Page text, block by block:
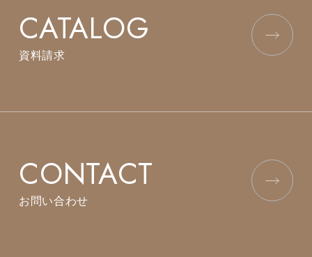
CATALOG
資料請求
CONTACT
お問い合わせ